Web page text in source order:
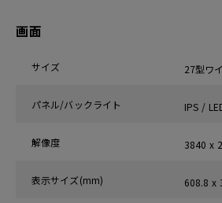
画面
サイズ 27型ワ
パネル/バックライト IPS /
解像度 3840 x
表示サイズ(mm) 608.8 x